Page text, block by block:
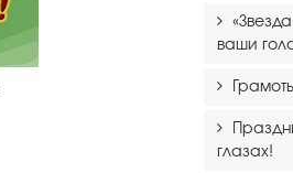
ваши
глазах!